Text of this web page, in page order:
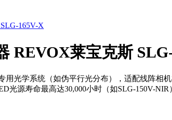
REVOX莱宝克斯
用光学系统（如伪平行光分布），适配线阵相
光源寿命最高达30,000小时（如SLG-150V-